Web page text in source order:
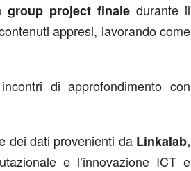
group project finale durante il
appresi, lavorando come
di approfondimento con
dei dati provenienti da Linkalab,
e l’innovazione ICT e